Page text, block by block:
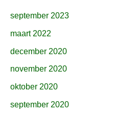
september 2023
maart 2022
december 2020
november 2020
oktober 2020
september 2020